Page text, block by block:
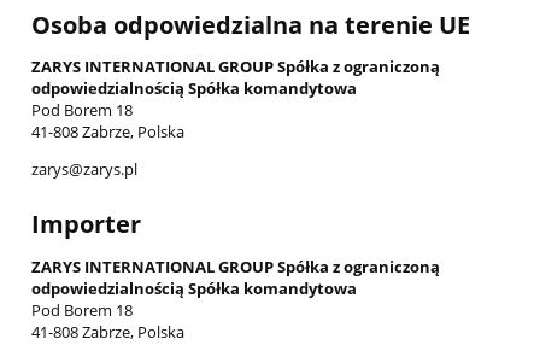
Osoba odpowiedzialna na terenie UE
ZARYS INTERNATIONAL GROUP Spółka z ograniczoną
odpowiedzialnością Spółka komandytowa
Pod Borem 18
41-808 Zabrze, Polska
zarys@zarys.pl
Importer
ZARYS INTERNATIONAL GROUP Spółka z ograniczoną
odpowiedzialnością Spółka komandytowa
Pod Borem 18
41-808 Zabrze, Polska